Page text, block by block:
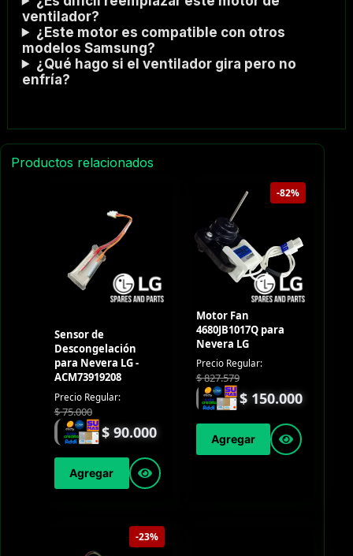
ventilador?
¿Este motor es compatible con otros
modelos Samsung?
¿Qué hago si el ventilador gira pero no
enfría?
Productos relacionados
Sensor de
Descongelación
para Nevera LG -
ACM73919208
Precio Regular:
$75.000
$ 90.000
Agregar
-82%
Motor Fan
4680JB1017Q para
Nevera LG
Precio Regular:
$827.579
$ 150.000
Agregar
-23%